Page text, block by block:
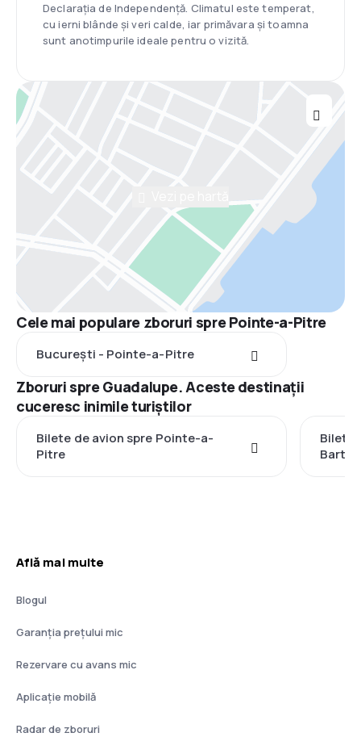
Declarația de Independență. Climatul este temperat,
cu ierni blânde și veri calde, iar primăvara și toamna
sunt anotimpurile ideale pentru o vizită.
Cele mai populare zboruri spre Pointe-a-Pitre
București - Pointe-a-Pitre
Zboruri spre Guadalupe. Aceste destinații
cuceresc inimile turiștilor
Bilete de avion spre Pointe-a-
Pitre
Bilete
Află mai multe
Blogul
Garanția prețului mic
Rezervare cu avans mic
Aplicație mobilă
Radar de zboruri